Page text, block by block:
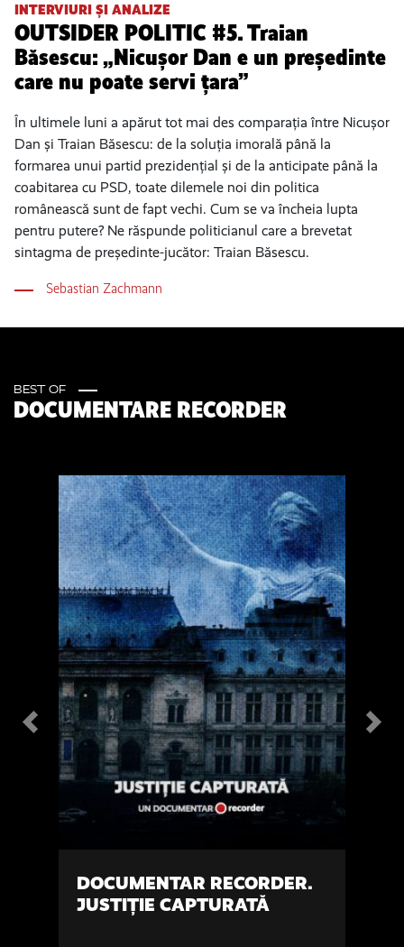
INTERVIURI ȘI ANALIZE
OUTSIDER POLITIC #5. Traian
Băsescu: „Nicușor Dan e un președinte
care nu poate servi țara”
În ultimele luni a apărut tot mai des comparația între Nicușor
Dan și Traian Băsescu: de la soluția imorală până la
formarea unui partid prezidențial și de la anticipate până la
coabitarea cu PSD, toate dilemele noi din politica
românească sunt de fapt vechi. Cum se va încheia lupta
pentru putere? Ne răspunde politicianul care a brevetat
sintagma de președinte-jucător: Traian Băsescu.
Sebastian Zachmann
BEST OF
DOCUMENTARE RECORDER
DOCUMENTAR RECORDER.
JUSTIȚIE CAPTURATĂ
Previous Next